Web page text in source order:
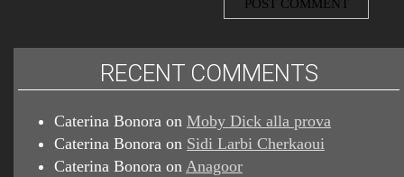
RECENT COMMENTS
Caterina Bonora on Moby Dick alla prova
Caterina Bonora on Sidi Larbi Cherkaoui
Caterina Bonora on Anagoor